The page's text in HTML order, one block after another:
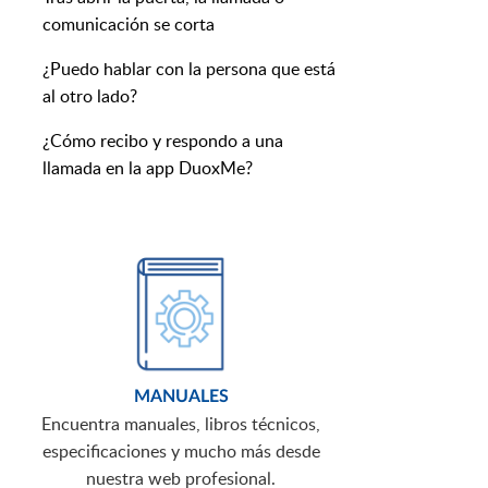
comunicación se corta
¿Puedo hablar con la persona que está
al otro lado?
¿Cómo recibo y respondo a una
llamada en la app DuoxMe?
MANUALES
Encuentra manuales, libros técnicos,
especificaciones y mucho más desde
nuestra web profesional.